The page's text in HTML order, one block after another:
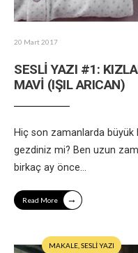
20 Mart 2017
SESLİ YAZI #1:
MAVİ (IŞIL ARICAN)
Hiç son zamanlarda büyük
gezdiniz mi? Ben uzun
birkaç ay önce...
Read More →
MAKALE SESLİ YAZI